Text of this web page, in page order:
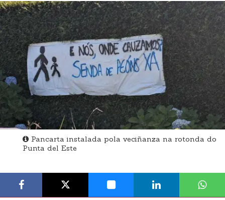
Pancarta instalada pola veciñanza na rotonda do
Punta del Este